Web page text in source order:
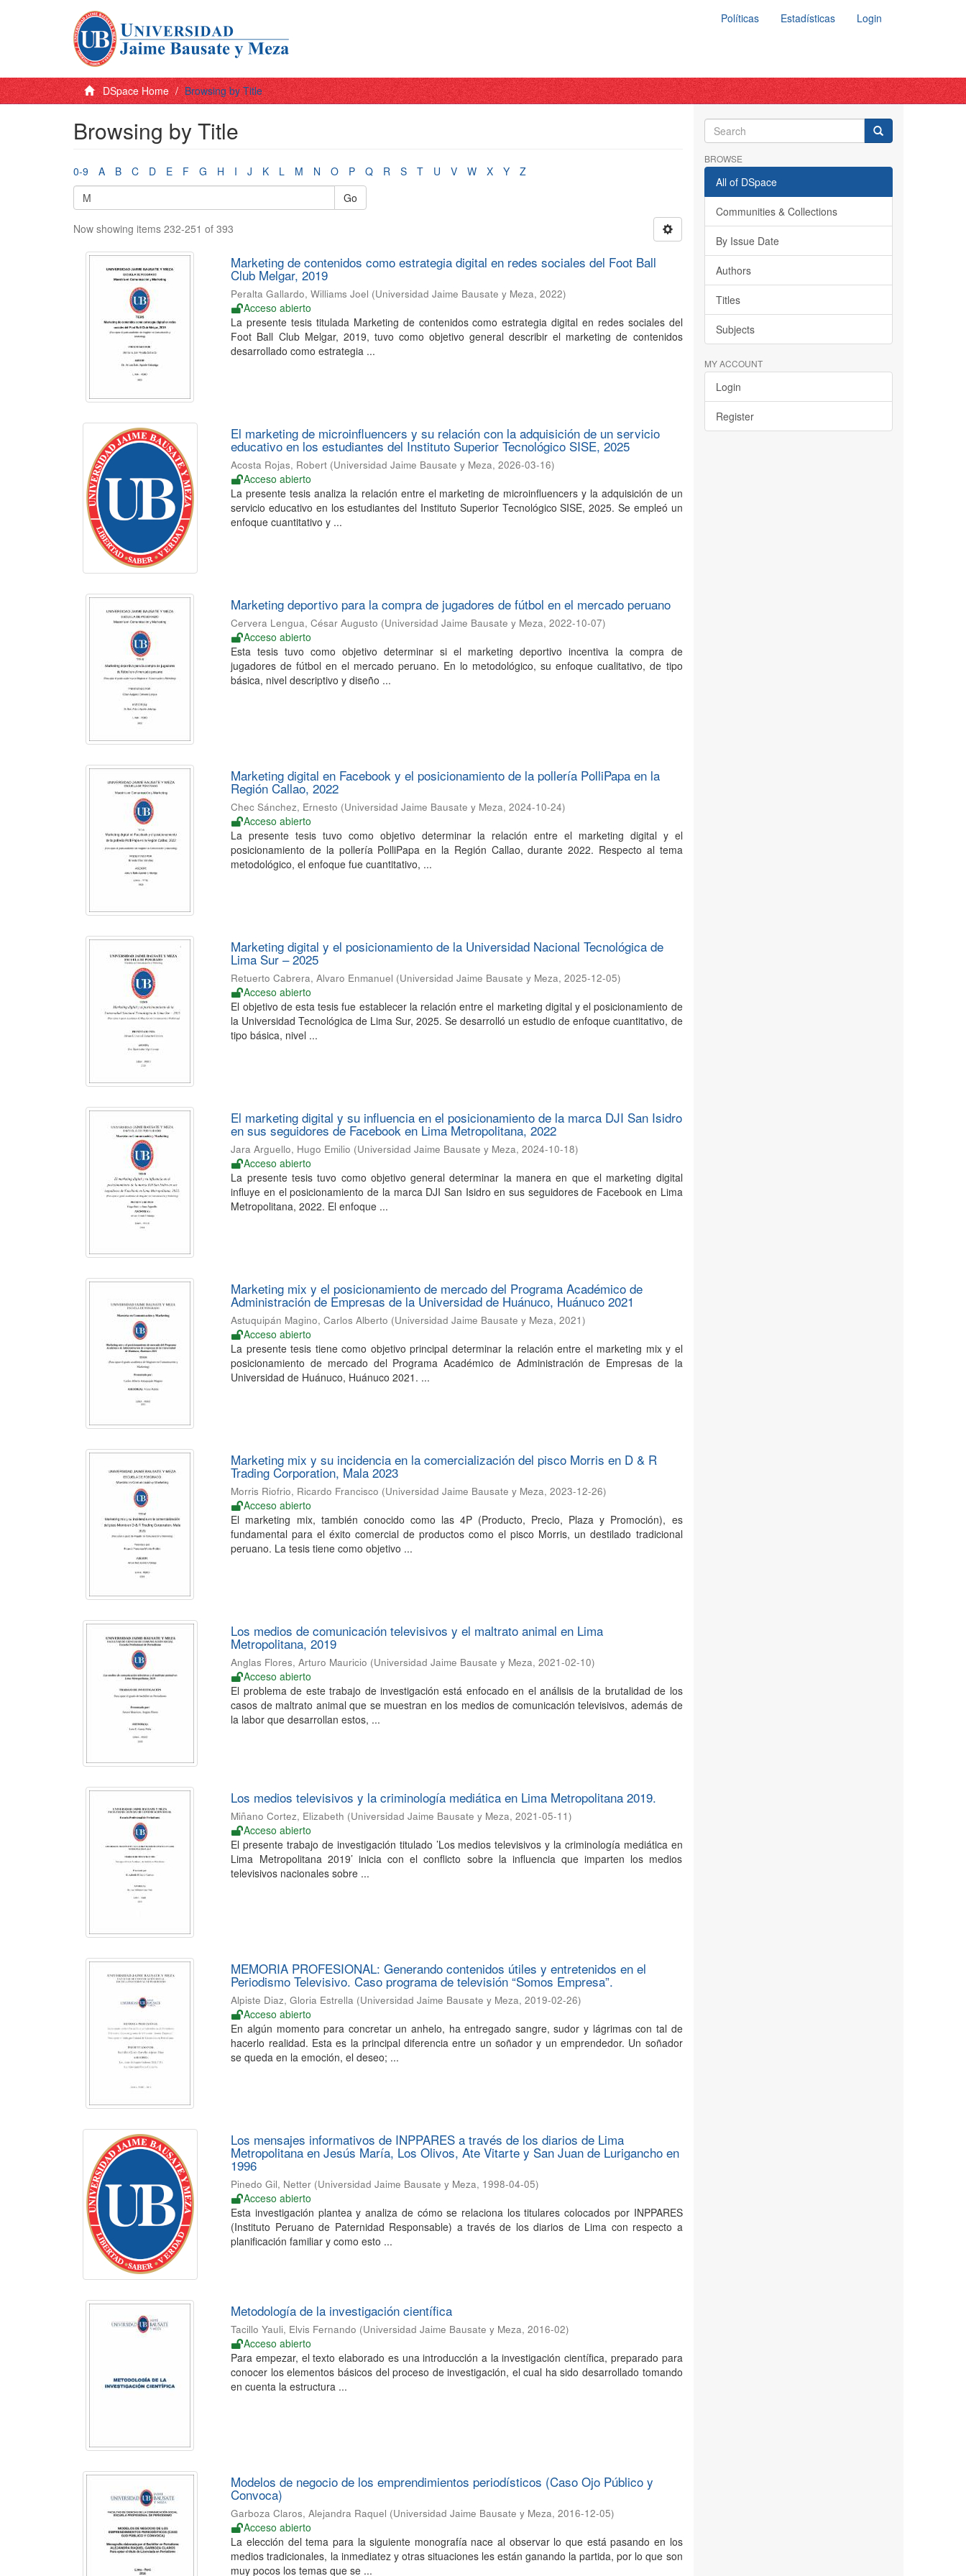
Políticas Estadísticas Login
DSpace Home Browsing by Title
Browsing by Title
0-9 A B C D E F G H I J K L M N O P Q R S T U V W X Y
Z
Go
Now showing items 232-251 of 393
Marketing de contenidos como estrategia digital en redes sociales del Foot Ball
Club Melgar, 2019
Peralta Gallardo, Williams Joel (Universidad Jaime Bausate y Meza,2022)
Acceso abierto
La presente tesis titulada Marketing de contenidos como estrategia digital en redes sociales del
Foot Ball Club Melgar, 2019, tuvo como objetivo general describir el marketing de contenidos
desarrollado como estrategia ...
El marketing de microinfluencers y su relación con la adquisición de un servicio
educativo en los estudiantes del Instituto Superior Tecnológico SISE, 2025
Acosta Rojas, Robert (Universidad Jaime Bausate y Meza,2026-03-16)
Acceso abierto
La presente tesis analiza la relación entre el marketing de microinfluencers y la adquisición de un
servicio educativo en los estudiantes del Instituto Superior Tecnológico SISE, 2025. Se empleó un
enfoque cuantitativo y ...
Marketing deportivo para la compra de jugadores de fútbol en el mercado peruano
Cervera Lengua, César Augusto (Universidad Jaime Bausate y Meza,2022-10-07)
Acceso abierto
Esta tesis tuvo como objetivo determinar si el marketing deportivo incentiva la compra de
jugadores de fútbol en el mercado peruano. En lo metodológico, su enfoque cualitativo, de tipo
básica, nivel descriptivo y diseño ...
Marketing digital en Facebook y el posicionamiento de la pollería PolliPapa en la
Región Callao, 2022
Chec Sánchez, Ernesto (Universidad Jaime Bausate y Meza,2024-10-24)
Acceso abierto
La presente tesis tuvo como objetivo determinar la relación entre el marketing digital y el
posicionamiento de la pollería PolliPapa en la Región Callao, durante 2022. Respecto al tema
metodológico, el enfoque fue cuantitativo, ...
Marketing digital y el posicionamiento de la Universidad Nacional Tecnológica de
Lima Sur – 2025
Retuerto Cabrera, Alvaro Enmanuel (Universidad Jaime Bausate y Meza,2025-12-05)
Acceso abierto
El objetivo de esta tesis fue establecer la relación entre el marketing digital y el posicionamiento de
la Universidad Tecnológica de Lima Sur, 2025. Se desarrolló un estudio de enfoque cuantitativo, de
tipo básica, nivel ...
El marketing digital y su influencia en el posicionamiento de la marca DJI San Isidro
en sus seguidores de Facebook en Lima Metropolitana, 2022
Jara Arguello, Hugo Emilio (Universidad Jaime Bausate y Meza,2024-10-18)
Acceso abierto
La presente tesis tuvo como objetivo general determinar la manera en que el marketing digital
influye en el posicionamiento de la marca DJI San Isidro en sus seguidores de Facebook en Lima
Metropolitana, 2022. El enfoque ...
Marketing mix y el posicionamiento de mercado del Programa Académico de
Administración de Empresas de la Universidad de Huánuco, Huánuco 2021
Astuquipán Magino, Carlos Alberto (Universidad Jaime Bausate y Meza,2021)
Acceso abierto
La presente tesis tiene como objetivo principal determinar la relación entre el marketing mix y el
posicionamiento de mercado del Programa Académico de Administración de Empresas de la
Universidad de Huánuco, Huánuco 2021. ...
Marketing mix y su incidencia en la comercialización del pisco Morris en D & R
Trading Corporation, Mala 2023
Morris Riofrio, Ricardo Francisco (Universidad Jaime Bausate y Meza,2023-12-26)
Acceso abierto
El marketing mix, también conocido como las 4P (Producto, Precio, Plaza y Promoción), es
fundamental para el éxito comercial de productos como el pisco Morris, un destilado tradicional
peruano. La tesis tiene como objetivo ...
Los medios de comunicación televisivos y el maltrato animal en Lima
Metropolitana, 2019
Anglas Flores, Arturo Mauricio (Universidad Jaime Bausate y Meza,2021-02-10)
Acceso abierto
El problema de este trabajo de investigación está enfocado en el análisis de la brutalidad de los
casos de maltrato animal que se muestran en los medios de comunicación televisivos, además de
la labor que desarrollan estos, ...
Los medios televisivos y la criminología mediática en Lima Metropolitana 2019.
Miñano Cortez, Elizabeth (Universidad Jaime Bausate y Meza,2021-05-11)
Acceso abierto
El presente trabajo de investigación titulado ’Los medios televisivos y la criminología mediática en
Lima Metropolitana 2019’ inicia con el conflicto sobre la influencia que imparten los medios
televisivos nacionales sobre ...
MEMORIA PROFESIONAL: Generando contenidos útiles y entretenidos en el
Periodismo Televisivo. Caso programa de televisión “Somos Empresa”.
Alpiste Diaz, Gloria Estrella (Universidad Jaime Bausate y Meza,2019-02-26)
Acceso abierto
En algún momento para concretar un anhelo, ha entregado sangre, sudor y lágrimas con tal de
hacerlo realidad. Esta es la principal diferencia entre un soñador y un emprendedor. Un soñador
se queda en la emoción, el deseo; ...
Los mensajes informativos de INPPARES a través de los diarios de Lima
Metropolitana en Jesús María, Los Olivos, Ate Vitarte y San Juan de Lurigancho en
1996
Pinedo Gil, Netter (Universidad Jaime Bausate y Meza, 1998-04-05)
Acceso abierto
Esta investigación plantea y analiza de cómo se relaciona los titulares colocados por INPPARES
(Instituto Peruano de Paternidad Responsable) a través de los diarios de Lima con respecto a
planificación familiar y como esto ...
Metodología de la investigación científica
Tacillo Yauli, Elvis Fernando (Universidad Jaime Bausate y Meza,2016-02)
Acceso abierto
Para empezar, el texto elaborado es una introducción a la investigación científica, preparado para
conocer los elementos básicos del proceso de investigación, el cual ha sido desarrollado tomando
en cuenta la estructura ...
Modelos de negocio de los emprendimientos periodísticos (Caso Ojo Público y
Convoca)
Garboza Claros, Alejandra Raquel (Universidad Jaime Bausate y Meza,2016-12-05)
Acceso abierto
La elección del tema para la siguiente monografía nace al observar lo que está pasando en los
medios tradicionales, la inmediatez y otras situaciones les están ganando la partida, por lo que son
muy pocos los temas que se ...
BROWSE
All of DSpace
Communities & Collections
By Issue Date
Authors
Titles
Subjects
MY ACCOUNT
Login
Register